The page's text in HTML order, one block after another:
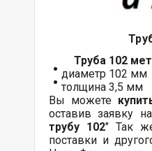
Труба 102
диаметр 102 мм
толщина 3,5 мм
Вы можете
оставив заявку
трубу 102" Так
поставки и